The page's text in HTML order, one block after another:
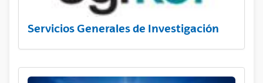
Servicios Generales de Investigación